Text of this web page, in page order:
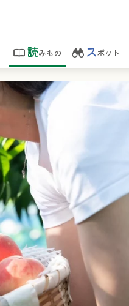
読みもの スポット